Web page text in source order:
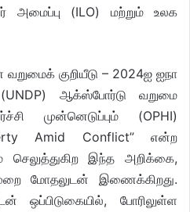
அமைப்பு (ILO) மற்றும் உலக
குறியீடு – 2024ஐ ஐநா
ஆக்ஸ்போர்டு வறுமை
முன்னெடுப்பும் (OPHI)
Amid Conflict” என்ற
செலுத்துகிற இந்த அறிக்கை,
மோதலுடன் இணைக்கிறது.
ஒப்பிடுகையில், போரிலுள்ள